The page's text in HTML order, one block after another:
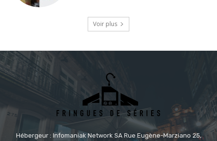
Voir plus
Hébergeur : Infomaniak Network SA Rue Eugène-Marziano 25,